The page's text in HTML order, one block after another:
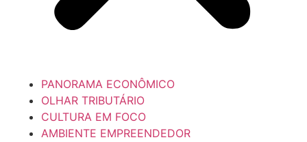
PANORAMA ECONÔMICO
OLHAR TRIBUTÁRIO
CULTURA EM FOCO
AMBIENTE EMPREENDEDOR